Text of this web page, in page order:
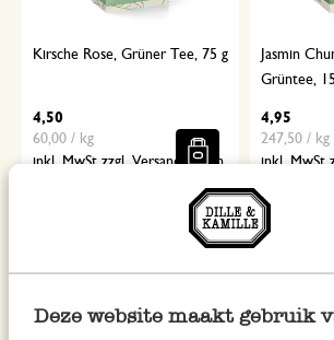
Deze website maakt gebruik
Kirsche Rose, Grüner Tee, 75 g
4,50
60,00 / kg
inkl. MwSt zzgl. Versandkosten
Jasmin
Grüntee,
4,95
247,50 / kg
inkl. MwSt